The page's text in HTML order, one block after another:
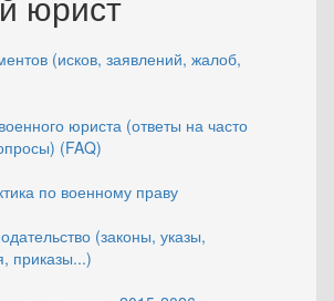
(исков, заявлений, жалоб,
юриста (ответы на часто
(FAQ)
по военному праву
(законы, указы,
приказы...)